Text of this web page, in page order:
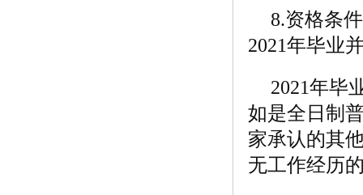
8.资格条
2021年毕业
2021年毕
如是全日制
家承认的其
无工作经历